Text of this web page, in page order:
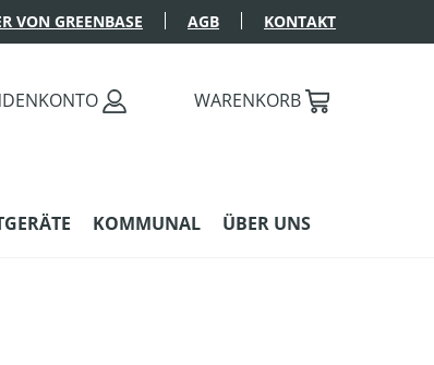
VON GREENBASE AGB KONTAKT
WARENKORB
KOMMUNAL ÜBER UNS